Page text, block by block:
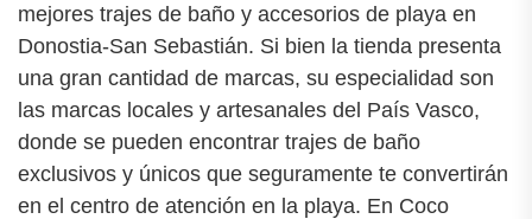
mejores trajes de baño y accesorios de playa en
Donostia-San Sebastián. Si bien la tienda presenta
una gran cantidad de marcas, su especialidad son
las marcas locales y artesanales del País Vasco,
donde se pueden encontrar trajes de baño
exclusivos y únicos que seguramente te convertirán
en el centro de atención en la playa. En Coco